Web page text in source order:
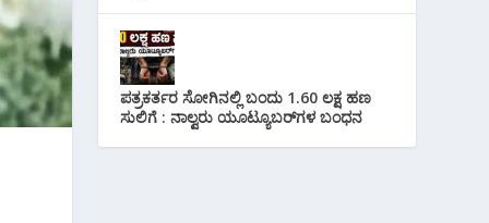
ಪತ್ರಕರ್ತರ ಸೋಗಿನಲ್ಲಿ ಬಂದು 1.60 ಲಕ್ಷ ಹಣ
ಸುಲಿಗೆ : ನಾಲ್ವರು ಯೂಟ್ಯೂಬರ್‌ಗಳ ಬಂಧನ